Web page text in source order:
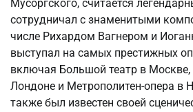
Мусоргского, считается
сотрудничал с знаменитыми
числе Рихардом Вагнером и
выступал на самых престижных
включая Большой театр в Москве,
Лондоне и Метрополитен-опера в
также был известен своей